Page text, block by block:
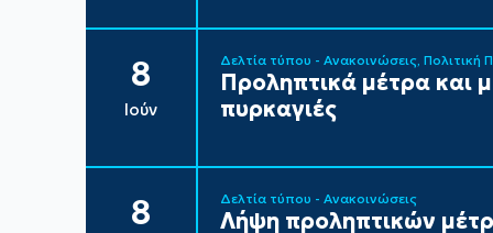
8
Ιούν
Δελτία τύπου - Ανακοινώσεις Πολιτική
Προληπτικά μέτρα και
πυρκαγιές
8 Δελτία τύπου - Ανακοινώσεις
Λήψη προληπτικών